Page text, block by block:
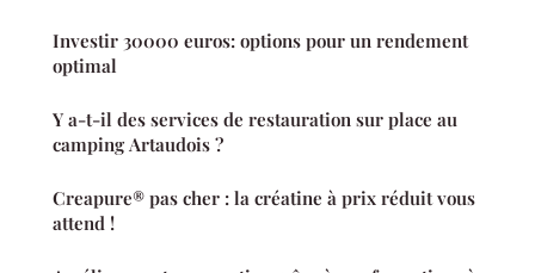
Investir 30000 euros: options pour un rendement
optimal
Y a-t-il des services de restauration sur place au
camping Artaudois ?
Creapure® pas cher : la créatine à prix réduit vous
attend !